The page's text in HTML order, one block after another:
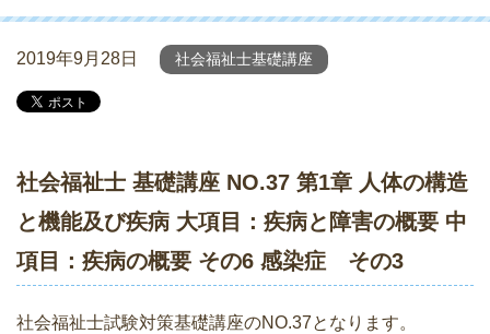
2019年9月28日 社会福祉士基礎講座
社会福祉士 基礎講座 NO.37 第1章 人体の構造
と機能及び疾病 大項目：疾病と障害の概要 中
項目：疾病の概要 その6 感染症 その3
社会福祉士試験対策基礎講座のNO.37となります。